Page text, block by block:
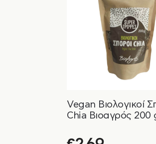
Vegan Βιολογικοί
Chia Βιοαγρός 200